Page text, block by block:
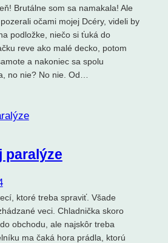
Brutálne som sa namakala! Ale
očami mojej Dcéry, videli by
podložke, niečo si ťuká do
reve ako malé decko, potom
a nakoniec sa spolu
no nie? No nie. Od…
paralýze
ktoré treba spraviť. Všade
veci. Chladnička skoro
obchodu, ale najskôr treba
ma čaká hora prádla, ktorú